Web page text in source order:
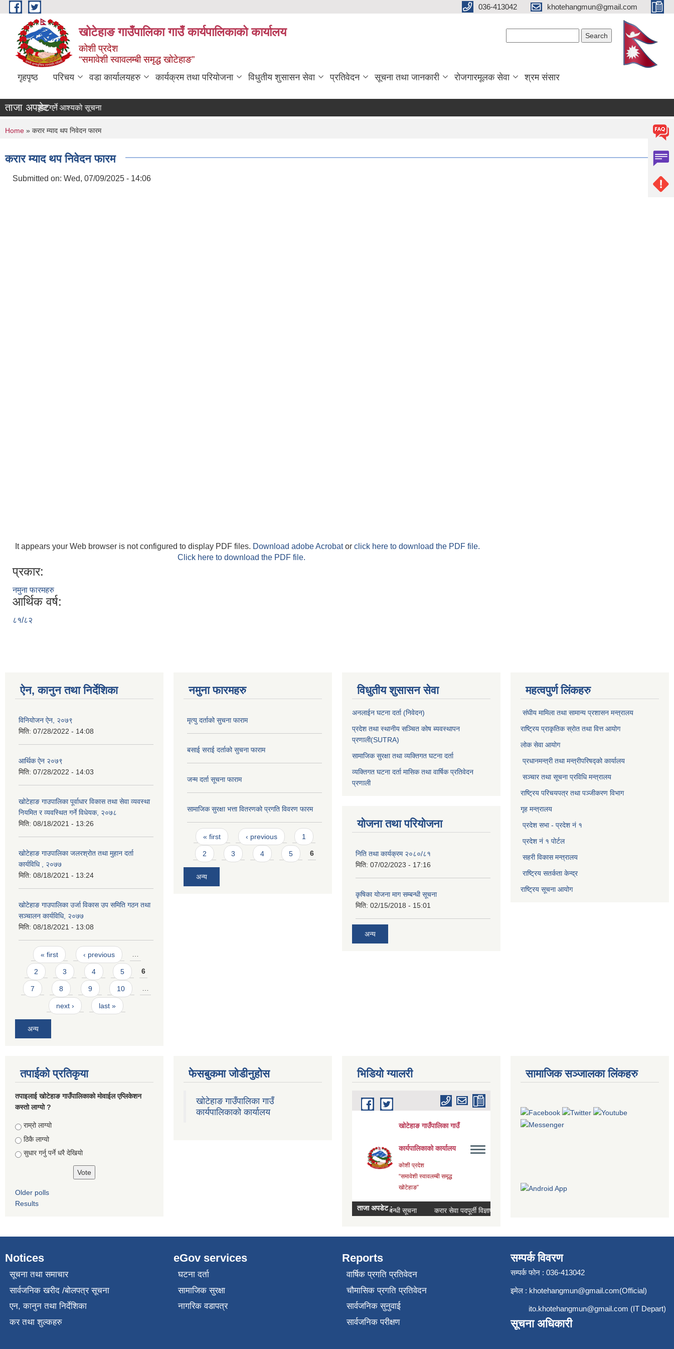
Skip to main content 036-413042 khotehangmun@gmail.com
खोटेहाङ गाउँपालिका गाउँ कार्यपालिकाको कार्यालय
कोशी प्रदेश
“समावेशी स्वावलम्बी समृद्ध खोटेहाङ”
गृहपृष्ठ परिचय वडा कार्यालयहरु कार्यक्रम तथा परियोजना विधुतीय शुसासन सेवा प्रतिवेदन सूचना तथा जानकारी रोजगारमूलक सेवा श्रम संसार
ताजा अपडेट :
स्वीकृत गर्ने आश्यको सूचना
You are here
Home » करार म्याद थप निवेदन फारम
करार म्याद थप निवेदन फारम
Submitted on: Wed, 07/09/2025 - 14:06
It appears your Web browser is not configured to display PDF files. Download adobe Acrobator click here to download the PDF file.
Click here to download the PDF file.
प्रकार:
नमुना फारमहरु
आर्थिक वर्ष:
८१/८२
ऐन, कानुन तथा निर्देशिका
विनियोजन ऐन, २०७९
मिति: 07/28/2022 - 14:08
आर्थिक ऐन २०७९
मिति: 07/28/2022 - 14:03
खोटेहाङ गाउपालिका पूर्वाधार विकास तथा सेवा व्यवस्था
नियमित र व्यवस्थित गर्ने विधेयक, २०७८
मिति: 08/18/2021 - 13:26
खोटेहाङ गाउपालिका जलरश्रोत तथा मुहान दर्ता
कार्यविधि , २०७७
मिति: 08/18/2021 - 13:24
खोटेहाङ गाउपालिका उर्जा विकास उप समिति गठन तथा
सञ्चालन कार्यविधि, २०७७
मिति: 08/18/2021 - 13:08
Pages
« first ‹ previous …
2 3 4 5 6
7 8 9 10 …
next › last »
अन्य
नमुना फारमहरु
मृत्यु दर्ताको सुचना फाराम
बसाई सराई दर्ताको सुचना फाराम
जन्म दर्ता सूचना फाराम
सामाजिक सुरक्षा भत्ता वितरणको प्रगति विवरण फारम
Pages
« first ‹ previous 1
2 3 4 5 6
अन्य
विधुतीय शुसासन सेवा
अनलाईन घटना दर्ता (निवेदन)
प्रदेश तथा स्थानीय सञ्चित कोष ब्यवस्थापन
प्रणाली(SUTRA)
सामाजिक सुरक्षा तथा व्यक्तिगत घटना दर्ता
व्यक्तिगत घटना दर्ता मासिक तथा वार्षिक प्रतिवेदन
प्रणाली
योजना तथा परियोजना
निति तथा कार्यक्रम २०८०/८१
मिति: 07/02/2023 - 17:16
कृषिका योजना माग सम्बन्धी सूचना
मिति: 02/15/2018 - 15:01
अन्य
महत्वपुर्ण लिंकहरु
संघीय मामिला तथा सामान्य प्रशासन मन्त्रालय
राष्ट्रिय प्राकृतिक स्राेत तथा वित्त आयोग
लोक सेवा आयोग
प्रधानमन्त्री तथा मन्त्रीपरिषद्को कार्यालय
सञ्‍चार तथा सूचना प्रविधि मन्त्रालय
राष्ट्रिय परिचयपत्र तथा पञ्जीकरण विभाग​
गृह मन्त्रालय
प्रदेश सभा - प्रदेश नं १
प्रदेश नं १ पोर्टल
सहरी विकास मन्त्रालय
राष्ट्रिय सतर्कता केन्द्र
राष्ट्रिय सूचना आयोग
तपाईको प्रतिकृया
तपाइलाई खोटेहाङ गाउँपालिकाको माेवाईल एप्लिकेशन
कस्तो लाग्यो ?
Choices
राम्रो लाग्यो
ठिकै लाग्यो
सुधार गर्नु पर्ने धरै देखियाे
Older polls
Results
फेसबुकमा जोडीनुहोस
खोटेहाङ गाउँपालिका गाउँ
कार्यपालिकाको कार्यालय
भिडियाे ग्यालरी सामाजिक सञ्जालका लिंकहरु
Notices
सूचना तथा समाचार
सार्वजनिक खरीद /बोलपत्र सूचना
एन, कानुन तथा निर्देशिका
कर तथा शुल्कहरु
eGov services
घटना दर्ता
सामाजिक सुरक्षा
नागरिक वडापत्र
Reports
वार्षिक प्रगति प्रतिवेदन
चौमासिक प्रगति प्रतिवेदन
सार्वजनिक सुनुवाई
सार्वजनिक परीक्षण
सम्पर्क विवरण
सम्पर्क फोन : 036-413042
इमेल : khotehangmun@gmail.com(Official)
ito.khotehangmun@gmail.com (IT Depart)
सूचना अधिकारी